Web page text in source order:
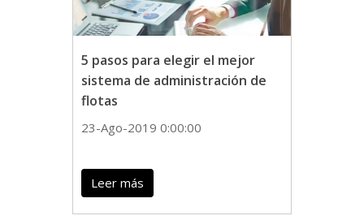
5 pasos para elegir el mejor
sistema de administración de
flotas
23-Ago-2019 0:00:00
Leer más